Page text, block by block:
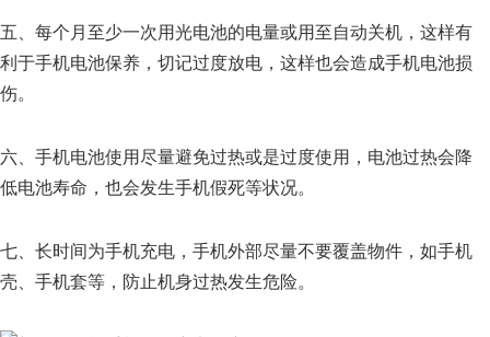
五、每个月至少一次用光电池的电量或用至自动关机，这样有
利于手机电池保养，切记过度放电，这样也会造成手机电池损
伤。
六、手机电池使用尽量避免过热或是过度使用，电池过热会降
低电池寿命，也会发生手机假死等状况。
七、长时间为手机充电，手机外部尽量不要覆盖物件，如手机
壳、手机套等，防止机身过热发生危险。